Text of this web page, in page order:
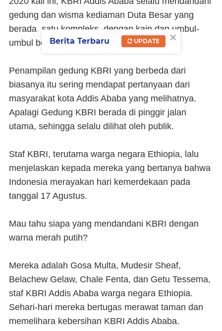
gedung dan wisma kediaman Duta Besar yang
berada satu kompleks, dengan kain dan umbul-
umbul berwarna merah putih.
Penampilan gedung KBRI yang berbeda dari
biasanya itu sering mendapat pertanyaan dari
masyarakat kota Addis Ababa yang melihatnya.
Apalagi Gedung KBRI berada di pinggir jalan
utama, sehingga selalu dilihat oleh publik.
Staf KBRI, terutama warga negara Ethiopia, lalu
menjelaskan kepada mereka yang bertanya bahwa
Indonesia merayakan hari kemerdekaan pada
tanggal 17 Agustus.
Mau tahu siapa yang mendandani KBRI dengan
warna merah putih?
Mereka adalah Gosa Multa, Mudesir Sheaf,
Belachew Gelaw, Chale Fenta, dan Getu Tessema,
staf KBRI Addis Ababa warga negara Ethiopia.
Sehari-hari mereka bertugas merawat taman dan
memelihara kebersihan KBRI Addis Ababa.
×
Berita Terbaru UPDATE